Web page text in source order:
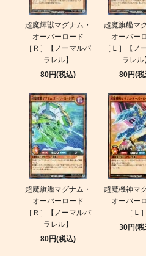
超魔輝獣マグナム・
オーバーロード
［Ｒ］【ノーマルパ
ラレル】
80円(税込)
超魔旗艦マ
オーバー
［Ｌ］【ノ
ラレル
80円(税
超魔旗艦マグナム・
オーバーロード
［Ｒ］【ノーマルパ
ラレル】
80円(税込)
超魔機神マ
オーバー
［Ｌ］
30円(税